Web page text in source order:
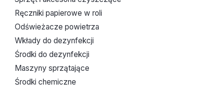
Ręczniki papierowe w roli
Odświeżacze powietrza
Wkłady do dezynfekcji
Środki do dezynfekcji
Maszyny sprzątające
Środki chemiczne